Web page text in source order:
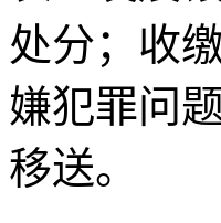
处分；收
嫌犯罪问
移送。